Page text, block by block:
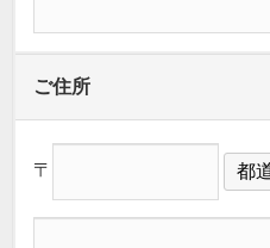
ご住所
〒